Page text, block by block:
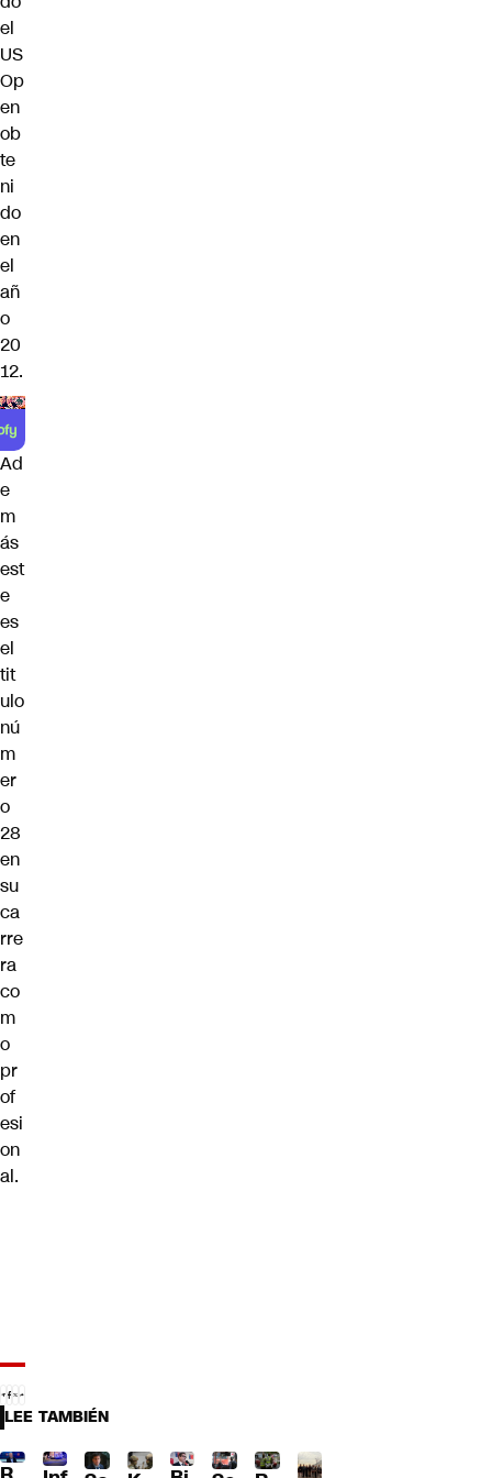
el
US
Op
en
ob
te
ni
do
en
el
añ
o
20
12.
Ad
e
m
ás
est
e
es
el
tit
ulo
nú
m
er
o
28
en
su
ca
rre
ra
co
m
o
pr
of
esi
on
al.
LEE TAMBIÉN